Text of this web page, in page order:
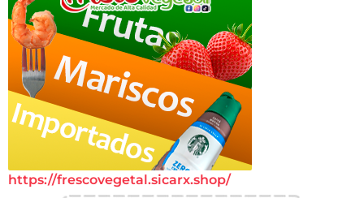
https://frescovegetal.sicarx.shop/